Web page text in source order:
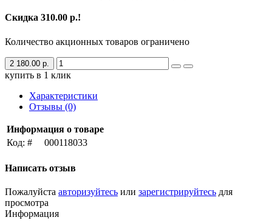
Скидка 310.00 р.!
Количество акционных товаров ограничено
2 180.00 р.
купить в 1 клик
Характеристики
Отзывы (0)
Информация о товаре
Код: #
000118033
Написать отзыв
Пожалуйста авторизуйтесь или зарегистрируйтесь для
просмотра
Информация